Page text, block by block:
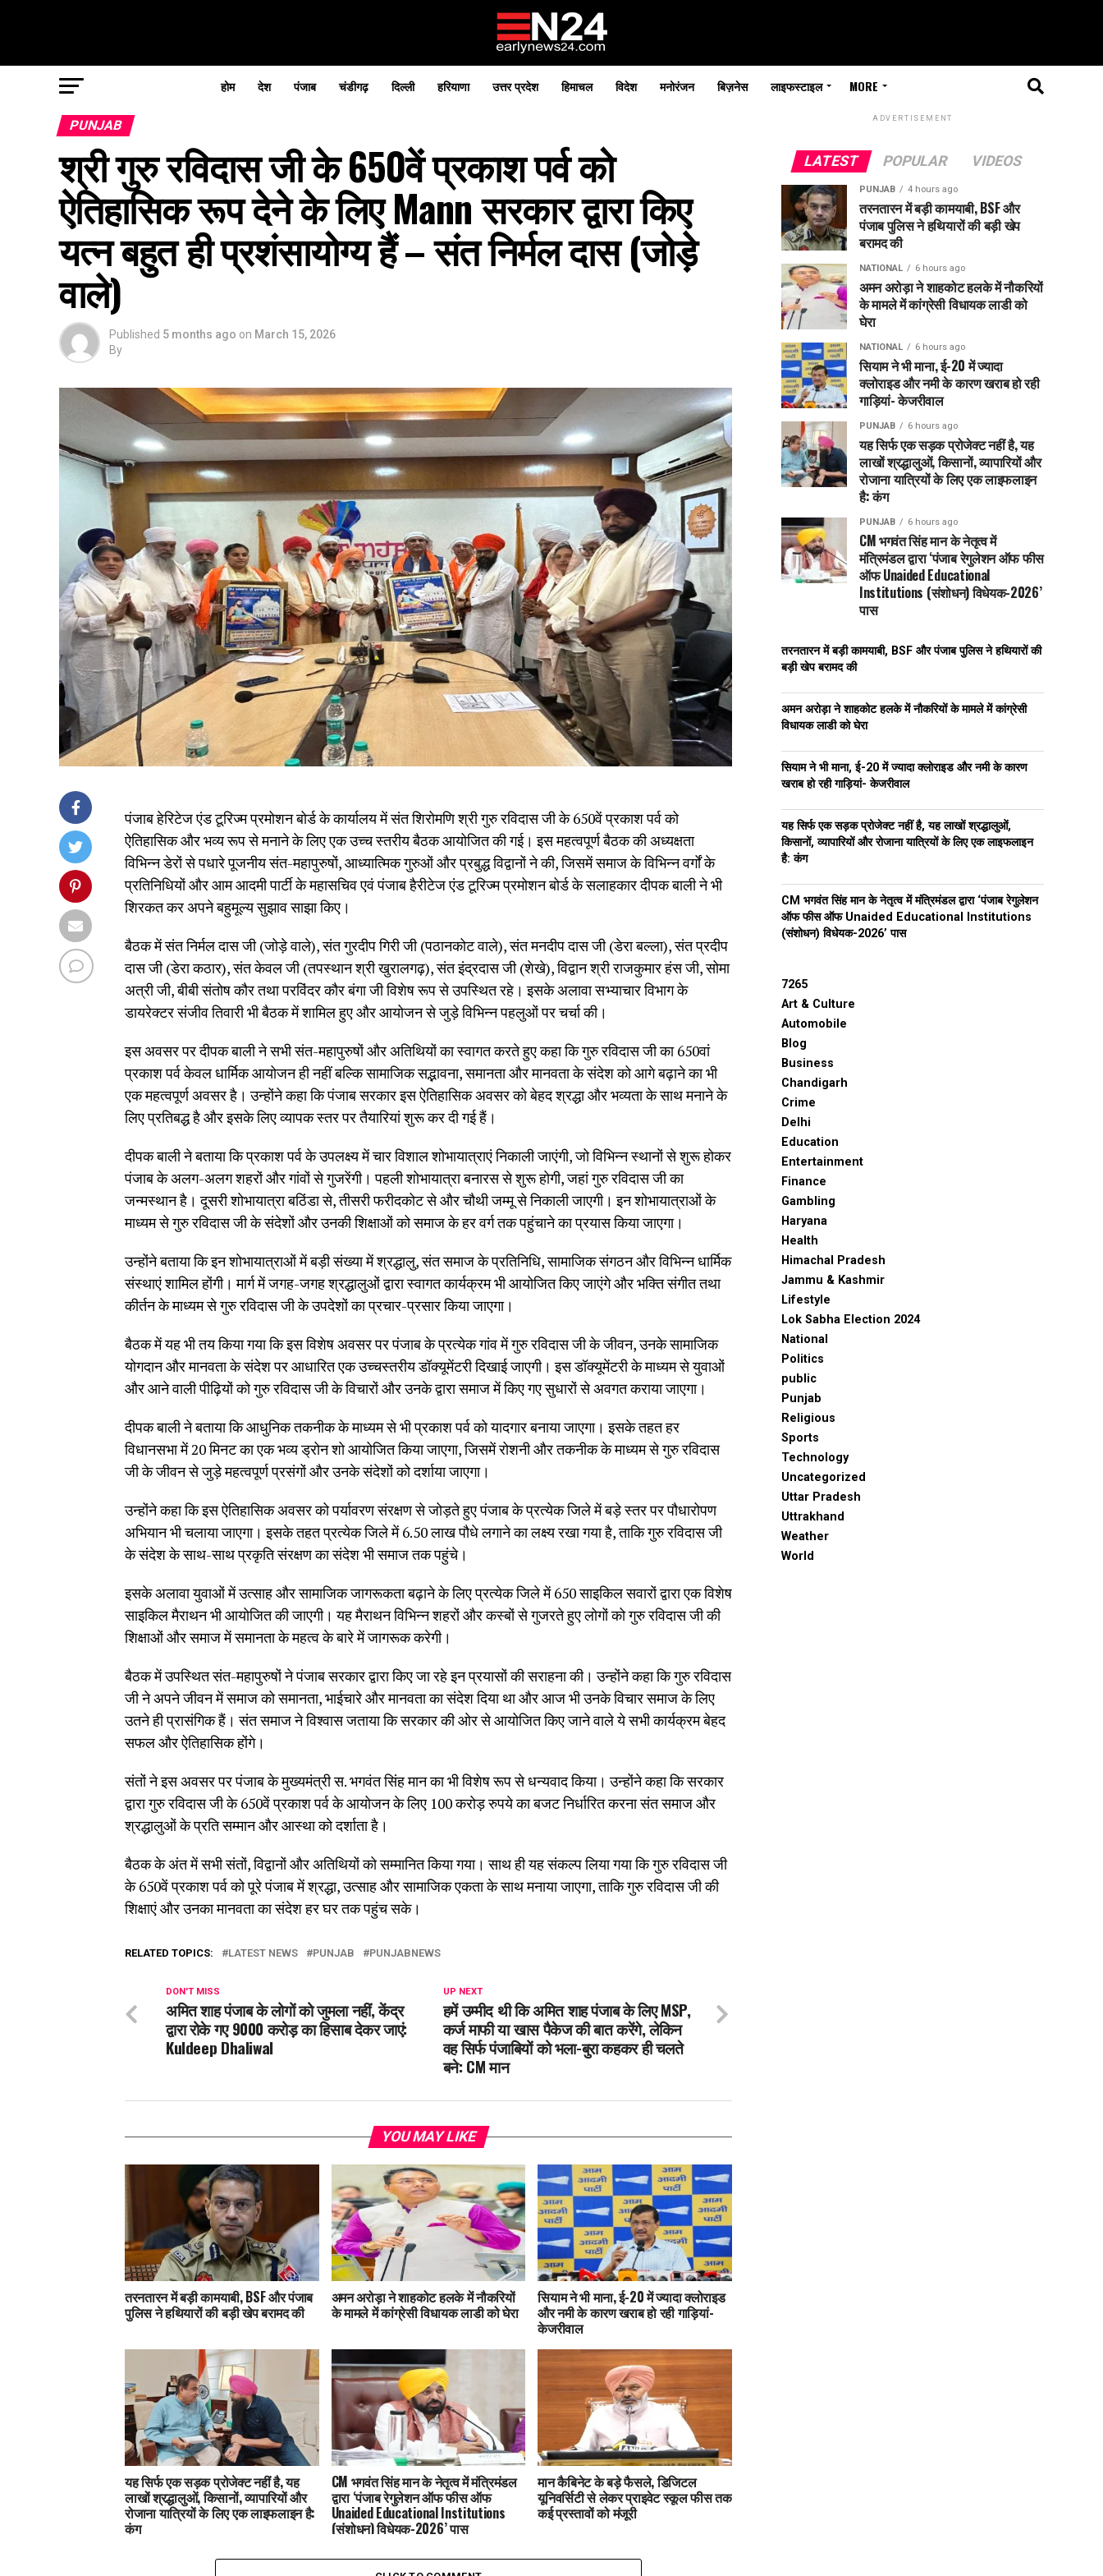
होम देश पंजाब चंडीगढ़ दिल्ली हरियाणा उत्तर प्रदेश हिमाचल विदेश मनोरंजन बिज़नेस लाइफस्टाइल MORE
PUNJAB
श्री गुरु रविदास जी के 650वें प्रकाश पर्व को
ऐतिहासिक रूप देने के लिए Mann सरकार द्वारा किए
यत्न बहुत ही प्रशंसायोग्य हैं – संत निर्मल दास (जोड़े
वाले)
Published 5 months ago on March 15, 2026
By
पंजाब हेरिटेज एंड टूरिज्म प्रमोशन बोर्ड के कार्यालय में संत शिरोमणि श्री गुरु रविदास जी के 650वें प्रकाश पर्व को
ऐतिहासिक और भव्य रूप से मनाने के लिए एक उच्च स्तरीय बैठक आयोजित की गई। इस महत्वपूर्ण बैठक की अध्यक्षता
विभिन्न डेरों से पधारे पूजनीय संत-महापुरुषों, आध्यात्मिक गुरुओं और प्रबुद्ध विद्वानों ने की, जिसमें समाज के विभिन्न वर्गों के
प्रतिनिधियों और आम आदमी पार्टी के महासचिव एवं पंजाब हैरीटेज एंड टूरिज्म प्रमोशन बोर्ड के सलाहकार दीपक बाली ने भी
शिरकत कर अपने बहुमूल्य सुझाव साझा किए।
बैठक में संत निर्मल दास जी (जोड़े वाले), संत गुरदीप गिरी जी (पठानकोट वाले), संत मनदीप दास जी (डेरा बल्ला), संत प्रदीप
दास जी (डेरा कठार), संत केवल जी (तपस्थान श्री खुरालगढ़), संत इंद्रदास जी (शेखे), विद्वान श्री राजकुमार हंस जी, सोमा
अत्री जी, बीबी संतोष कौर तथा परविंदर कौर बंगा जी विशेष रूप से उपस्थित रहे। इसके अलावा सभ्याचार विभाग के
डायरेक्टर संजीव तिवारी भी बैठक में शामिल हुए और आयोजन से जुड़े विभिन्न पहलुओं पर चर्चा की।
इस अवसर पर दीपक बाली ने सभी संत-महापुरुषों और अतिथियों का स्वागत करते हुए कहा कि गुरु रविदास जी का 650वां
प्रकाश पर्व केवल धार्मिक आयोजन ही नहीं बल्कि सामाजिक सद्भावना, समानता और मानवता के संदेश को आगे बढ़ाने का भी
एक महत्वपूर्ण अवसर है। उन्होंने कहा कि पंजाब सरकार इस ऐतिहासिक अवसर को बेहद श्रद्धा और भव्यता के साथ मनाने के
लिए प्रतिबद्ध है और इसके लिए व्यापक स्तर पर तैयारियां शुरू कर दी गई हैं।
दीपक बाली ने बताया कि प्रकाश पर्व के उपलक्ष्य में चार विशाल शोभायात्राएं निकाली जाएंगी, जो विभिन्न स्थानों से शुरू होकर
पंजाब के अलग-अलग शहरों और गांवों से गुजरेंगी। पहली शोभायात्रा बनारस से शुरू होगी, जहां गुरु रविदास जी का
जन्मस्थान है। दूसरी शोभायात्रा बठिंडा से, तीसरी फरीदकोट से और चौथी जम्मू से निकाली जाएगी। इन शोभायात्राओं के
माध्यम से गुरु रविदास जी के संदेशों और उनकी शिक्षाओं को समाज के हर वर्ग तक पहुंचाने का प्रयास किया जाएगा।
उन्होंने बताया कि इन शोभायात्राओं में बड़ी संख्या में श्रद्धालु, संत समाज के प्रतिनिधि, सामाजिक संगठन और विभिन्न धार्मिक
संस्थाएं शामिल होंगी। मार्ग में जगह-जगह श्रद्धालुओं द्वारा स्वागत कार्यक्रम भी आयोजित किए जाएंगे और भक्ति संगीत तथा
कीर्तन के माध्यम से गुरु रविदास जी के उपदेशों का प्रचार-प्रसार किया जाएगा।
बैठक में यह भी तय किया गया कि इस विशेष अवसर पर पंजाब के प्रत्येक गांव में गुरु रविदास जी के जीवन, उनके सामाजिक
योगदान और मानवता के संदेश पर आधारित एक उच्चस्तरीय डॉक्यूमेंटरी दिखाई जाएगी। इस डॉक्यूमेंटरी के माध्यम से युवाओं
और आने वाली पीढ़ियों को गुरु रविदास जी के विचारों और उनके द्वारा समाज में किए गए सुधारों से अवगत कराया जाएगा।
दीपक बाली ने बताया कि आधुनिक तकनीक के माध्यम से भी प्रकाश पर्व को यादगार बनाया जाएगा। इसके तहत हर
विधानसभा में 20 मिनट का एक भव्य ड्रोन शो आयोजित किया जाएगा, जिसमें रोशनी और तकनीक के माध्यम से गुरु रविदास
जी के जीवन से जुड़े महत्वपूर्ण प्रसंगों और उनके संदेशों को दर्शाया जाएगा।
उन्होंने कहा कि इस ऐतिहासिक अवसर को पर्यावरण संरक्षण से जोड़ते हुए पंजाब के प्रत्येक जिले में बड़े स्तर पर पौधारोपण
अभियान भी चलाया जाएगा। इसके तहत प्रत्येक जिले में 6.50 लाख पौधे लगाने का लक्ष्य रखा गया है, ताकि गुरु रविदास जी
के संदेश के साथ-साथ प्रकृति संरक्षण का संदेश भी समाज तक पहुंचे।
इसके अलावा युवाओं में उत्साह और सामाजिक जागरूकता बढ़ाने के लिए प्रत्येक जिले में 650 साइकिल सवारों द्वारा एक विशेष
साइकिल मैराथन भी आयोजित की जाएगी। यह मैराथन विभिन्न शहरों और कस्बों से गुजरते हुए लोगों को गुरु रविदास जी की
शिक्षाओं और समाज में समानता के महत्व के बारे में जागरूक करेगी।
बैठक में उपस्थित संत-महापुरुषों ने पंजाब सरकार द्वारा किए जा रहे इन प्रयासों की सराहना की। उन्होंने कहा कि गुरु रविदास
जी ने अपने जीवन में समाज को समानता, भाईचारे और मानवता का संदेश दिया था और आज भी उनके विचार समाज के लिए
उतने ही प्रासंगिक हैं। संत समाज ने विश्वास जताया कि सरकार की ओर से आयोजित किए जाने वाले ये सभी कार्यक्रम बेहद
सफल और ऐतिहासिक होंगे।
संतों ने इस अवसर पर पंजाब के मुख्यमंत्री स. भगवंत सिंह मान का भी विशेष रूप से धन्यवाद किया। उन्होंने कहा कि सरकार
द्वारा गुरु रविदास जी के 650वें प्रकाश पर्व के आयोजन के लिए 100 करोड़ रुपये का बजट निर्धारित करना संत समाज और
श्रद्धालुओं के प्रति सम्मान और आस्था को दर्शाता है।
बैठक के अंत में सभी संतों, विद्वानों और अतिथियों को सम्मानित किया गया। साथ ही यह संकल्प लिया गया कि गुरु रविदास जी
के 650वें प्रकाश पर्व को पूरे पंजाब में श्रद्धा, उत्साह और सामाजिक एकता के साथ मनाया जाएगा, ताकि गुरु रविदास जी की
शिक्षाएं और उनका मानवता का संदेश हर घर तक पहुंच सके।
RELATED TOPICS: LATEST NEWS PUNJAB PUNJABNEWS
UP NEXT
हमें उम्मीद थी कि अमित शाह पंजाब के लिए MSP,
कर्ज माफी या खास पैकेज की बात करेंगे, लेकिन
वह सिर्फ पंजाबियों को भला-बुरा कहकर ही चलते
बने: CM मान
DON'T MISS
अमित शाह पंजाब के लोगों को जुमला नहीं, केंद्र
द्वारा रोके गए 9000 करोड़ का हिसाब देकर जाएं:
Kuldeep Dhaliwal
YOU MAY LIKE
तरनतारन में बड़ी कामयाबी, BSF और पंजाब
पुलिस ने हथियारों की बड़ी खेप बरामद की
अमन अरोड़ा ने शाहकोट हलके में नौकरियों
के मामले में कांग्रेसी विधायक लाडी को घेरा
सियाम ने भी माना, ई-20 में ज्यादा क्लोराइड
और नमी के कारण खराब हो रही गाड़ियां-
केजरीवाल
यह सिर्फ एक सड़क प्रोजेक्ट नहीं है, यह
लाखों श्रद्धालुओं, किसानों, व्यापारियों और
रोजाना यात्रियों के लिए एक लाइफलाइन है:
कंग
CM भगवंत सिंह मान के नेतृत्व में मंत्रिमंडल
द्वारा ‘पंजाब रेगुलेशन ऑफ फीस ऑफ
Unaided Educational Institutions
(संशोधन) विधेयक-2026’ पास
मान कैबिनेट के बड़े फैसले, डिजिटल
यूनिवर्सिटी से लेकर प्राइवेट स्कूल फीस तक
कई प्रस्तावों को मंजूरी
ADVERTISEMENT
LATEST POPULAR VIDEOS
PUNJAB 4 hours ago
तरनतारन में बड़ी कामयाबी, BSF और
पंजाब पुलिस ने हथियारों की बड़ी खेप
बरामद की
NATIONAL 6 hours ago
अमन अरोड़ा ने शाहकोट हलके में नौकरियों
के मामले में कांग्रेसी विधायक लाडी को
घेरा
NATIONAL 6 hours ago
सियाम ने भी माना, ई-20 में ज्यादा
क्लोराइड और नमी के कारण खराब हो रही
गाड़ियां- केजरीवाल
PUNJAB 6 hours ago
यह सिर्फ एक सड़क प्रोजेक्ट नहीं है, यह
लाखों श्रद्धालुओं, किसानों, व्यापारियों और
रोजाना यात्रियों के लिए एक लाइफलाइन
है: कंग
PUNJAB 6 hours ago
CM भगवंत सिंह मान के नेतृत्व में
मंत्रिमंडल द्वारा ‘पंजाब रेगुलेशन ऑफ फीस
ऑफ Unaided Educational
Institutions (संशोधन) विधेयक-2026’
पास
तरनतारन में बड़ी कामयाबी, BSF और पंजाब पुलिस ने हथियारों की
बड़ी खेप बरामद की
अमन अरोड़ा ने शाहकोट हलके में नौकरियों के मामले में कांग्रेसी
विधायक लाडी को घेरा
सियाम ने भी माना, ई-20 में ज्यादा क्लोराइड और नमी के कारण
खराब हो रही गाड़ियां- केजरीवाल
यह सिर्फ एक सड़क प्रोजेक्ट नहीं है, यह लाखों श्रद्धालुओं,
किसानों, व्यापारियों और रोजाना यात्रियों के लिए एक लाइफलाइन
है: कंग
CM भगवंत सिंह मान के नेतृत्व में मंत्रिमंडल द्वारा ‘पंजाब रेगुलेशन
ऑफ फीस ऑफ Unaided Educational Institutions
(संशोधन) विधेयक-2026’ पास
7265
Art & Culture
Automobile
Blog
Business
Chandigarh
Crime
Delhi
Education
Entertainment
Finance
Gambling
Haryana
Health
Himachal Pradesh
Jammu & Kashmir
Lifestyle
Lok Sabha Election 2024
National
Politics
public
Punjab
Religious
Sports
Technology
Uncategorized
Uttar Pradesh
Uttrakhand
Weather
World